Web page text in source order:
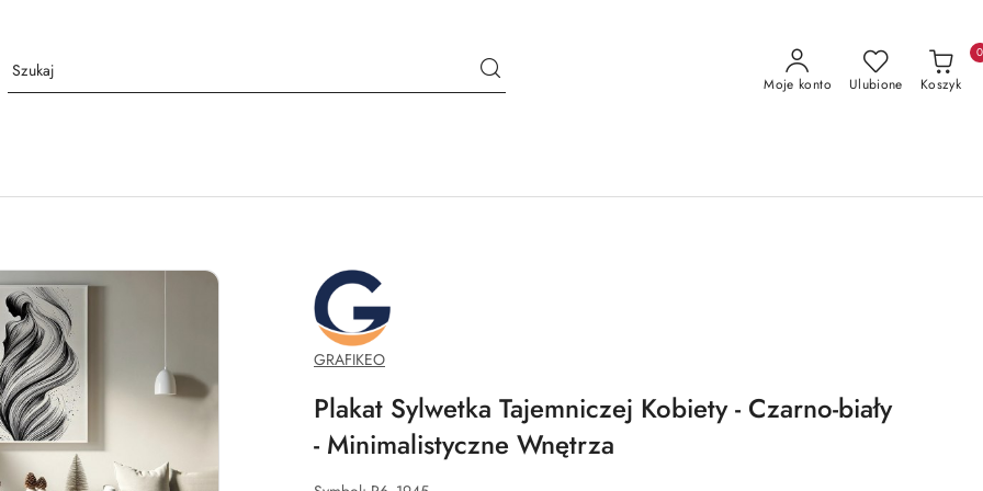
Moje konto Ulubione Koszyk
0
GRAFIKEO.PL
GRAFIKEO
Plakat Sylwetka Tajemniczej Kobiety - Czarno-biały
- Minimalistyczne Wnętrza